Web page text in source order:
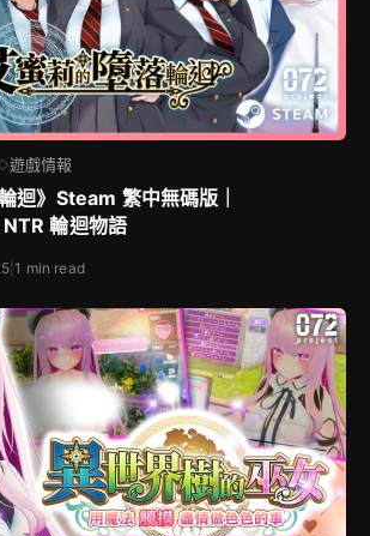
遊戲情報
迴》Steam 繁中無碼版｜
輪迴物語
|1 min read